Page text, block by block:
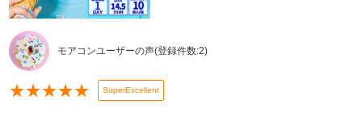
モアコンユーザーの声(登録件数:2)
★★★★★ SuperExcellent